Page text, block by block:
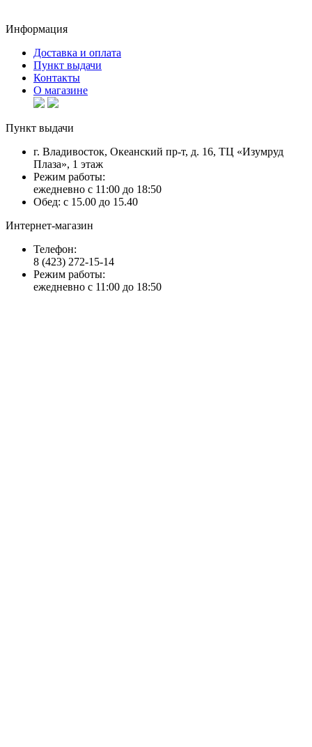
Информация
Доставка и оплата
Пункт выдачи
Контакты
О магазине
Пункт выдачи
г. Владивосток, Океанский пр-т, д. 16, ТЦ «Изумруд
Плаза», 1 этаж
Режим работы:
ежедневно с 11:00 до 18:50
Обед: с 15.00 до 15.40
Интернет-магазин
Телефон:
8 (423) 272-15-14
Режим работы:
ежедневно с 11:00 до 18:50